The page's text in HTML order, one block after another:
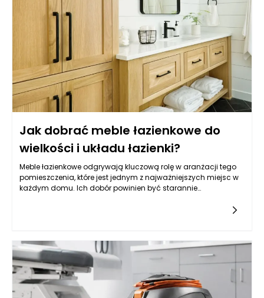
Jak dobrać meble łazienkowe do
wielkości i układu łazienki?
Meble łazienkowe odgrywają kluczową rolę w aranżacji tego
pomieszczenia, które jest jednym z najważniejszych miejsc w
każdym domu. Ich dobór powinien być starannie
„rozrysować” funkcje: gdzie odkładamy kosmetyki, gdzie
trzymamy ręczniki, czy potrzebujemy miejsca na zapas
środków czystości i czy łazienka ma być bardziej
minimalistyczna, czy raczej rodzinna i pojemna. To pierwsze
pytanie, które warto zadać, dotyczy rozmiaru łazienki, ale
równie ważne jest to, jak poruszamy się po wnętrzu i które strefy